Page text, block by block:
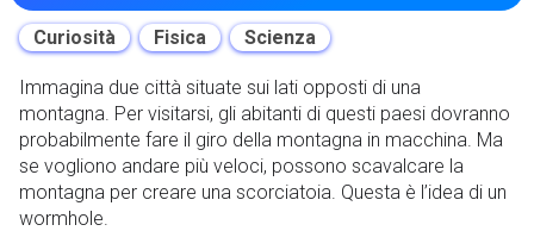
Curiosità Fisica Scienza
Immagina due città situate sui lati opposti di una
montagna. Per visitarsi, gli abitanti di questi paesi dovranno
probabilmente fare il giro della montagna in macchina. Ma
se vogliono andare più veloci, possono scavalcare la
montagna per creare una scorciatoia. Questa è l’idea di un
wormhole.